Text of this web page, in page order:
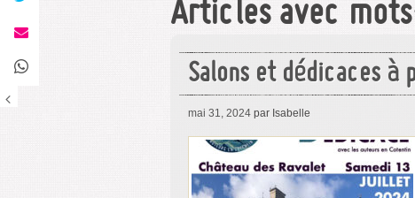
Articles avec
Salons et dédicaces à
mai 31, 2024 par Isabelle